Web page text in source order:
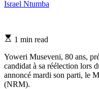
Israel Ntumba
Estimated
time
1 min read
Yoweri Museveni, 80 ans,
candidat à sa réélection lors
annoncé mardi son parti, le
(NRM).